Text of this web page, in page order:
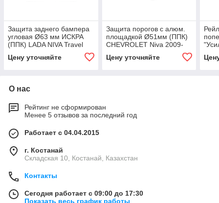
Защита заднего бампера
угловая Ø63 мм ИСКРА
(ППК) LADA NIVA Travel
2020-/CHEVROLET Niva
Цену уточняйте
Защита порогов с алюм.
площадкой Ø51мм (ППК)
CHEVROLET Niva 2009-
LADA Niva Travel 2021-
Цену уточняйте
О нас
Рейтинг не сформирован
Менее 5 отзывов за последний год
Работает с 04.04.2015
г. Костанай
Складская 10, Костанай, Казахстан
Контакты
Сегодня работает с 09:00 до 17:30
Показать весь график работы